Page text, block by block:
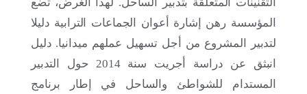
17 يوليو 2026
“ديمو داي” الشبكة الأفريقية للشباب من أجل المناخ
2026: شباب أفريقيا على طريق 2030
المؤسسة رهن إشارة أعوان الجماعات الترابية دليلا
لتدبير المشروع من أجل تسهيل عملهم ميدانيا. دليل
انبثق عن دراسة أجريت سنة 2014 حول التدبير
المستدام للشواطئ والساحل في إطار برنامج